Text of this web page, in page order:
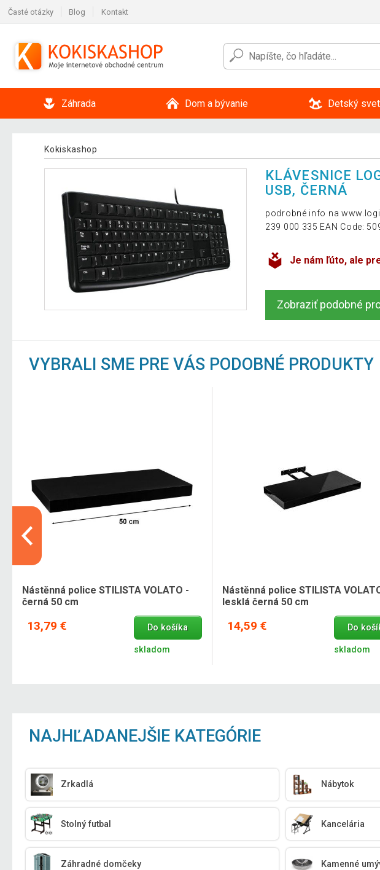
Časté otázky Blog Kontakt
Záhrada Dom a bývanie Detský svet
Kokiskashop
KLÁVESNICE
USB, ČERNÁ
podrobné info na
239 000 335 EAN Code:
Je nám ľúto, ale
Zobraziť podobné
VYBRALI SME PRE VÁS PODOBNÉ PRODUKTY
Nástěnná police STILISTA VOLATO -
černá 50 cm
13,79 € Do košíka
skladom
Nástěnná police STILISTA
lesklá černá 50 cm
14,59 € Do
skladom
NAJHĽADANEJŠIE KATEGÓRIE
Zrkadlá Nábytok
Stolný futbal Kancelária
Záhradné domčeky Kamenné